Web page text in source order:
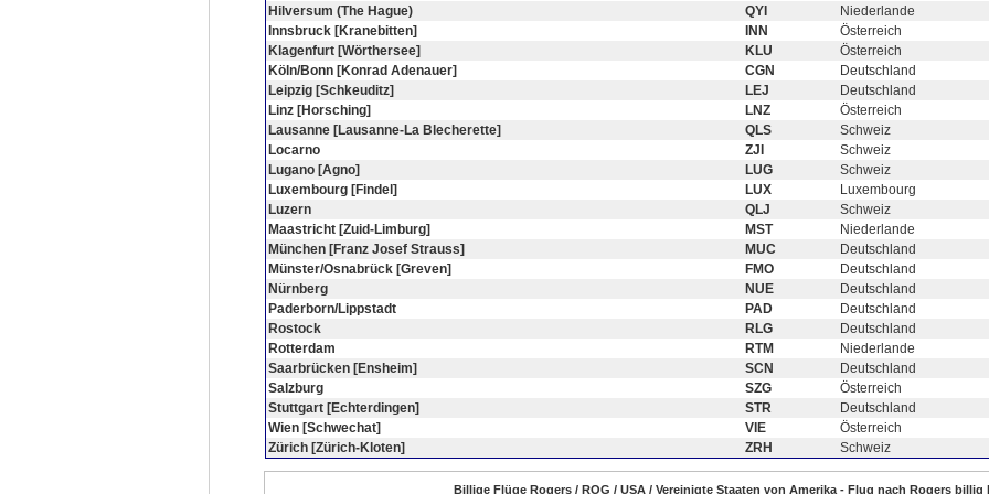
Hilversum (The Hague)
QYI
Niederlande
Innsbruck [Kranebitten]
INN
Österreich
Klagenfurt [Wörthersee]
KLU
Österreich
Köln/Bonn [Konrad Adenauer]
CGN
Deutschland
Leipzig [Schkeuditz]
LEJ
Deutschland
Linz [Horsching]
LNZ
Österreich
Lausanne [Lausanne-La Blecherette]
QLS
Schweiz
Locarno
ZJI
Schweiz
Lugano [Agno]
LUG
Schweiz
Luxembourg [Findel]
LUX
Luxembourg
Luzern
QLJ
Schweiz
Maastricht [Zuid-Limburg]
MST
Niederlande
München [Franz Josef Strauss]
MUC
Deutschland
Münster/Osnabrück [Greven]
FMO
Deutschland
Nürnberg
NUE
Deutschland
Paderborn/Lippstadt
PAD
Deutschland
Rostock
RLG
Deutschland
Rotterdam
RTM
Niederlande
Saarbrücken [Ensheim]
SCN
Deutschland
Salzburg
SZG
Österreich
Stuttgart [Echterdingen]
STR
Deutschland
Wien [Schwechat]
VIE
Österreich
Zürich [Zürich-Kloten]
ZRH Schweiz
Billige Flüge Rogers / ROG / USA / Vereinigte Staaten von Amerika - Flug nach Rogers billig